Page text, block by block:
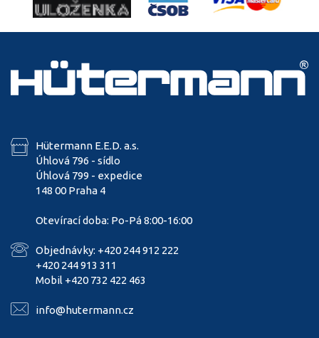
Hütermann E.E.D. a.s.
Úhlová 796 - sídlo
Úhlová 799 - expedice
148 00 Praha 4
Otevírací doba: Po-Pá 8:00-16:00
Objednávky: +420 244 912 222
+420 244 913 311
Mobil +420 732 422 463
info@hutermann.cz